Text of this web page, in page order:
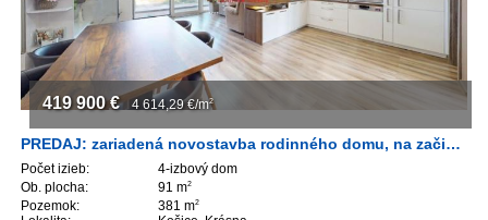
PREDAJ: zariadená novostavba rodinného domu, na začiatku Košice–Krásna
Počet izieb:
4-izbový dom
Ob. plocha:
91 m2
Pozemok: 381 m2
419 900 € 4 614,29 €/m2